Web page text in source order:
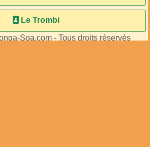
Le Trombi
Soa.com - Tous droits réservés